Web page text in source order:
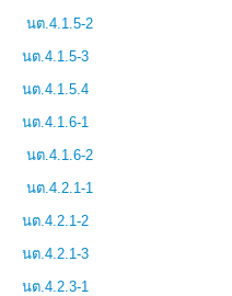
นต.4.1.5-2
นต.4.1.5-3
นต.4.1.5.4
นต.4.1.6-1
นต.4.1.6-2
นต.4.2.1-1
นต.4.2.1-2
นต.4.2.1-3
นต.4.2.3-1